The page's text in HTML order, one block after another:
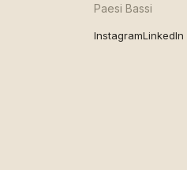
Paesi Bassi
InstagramLinkedIn